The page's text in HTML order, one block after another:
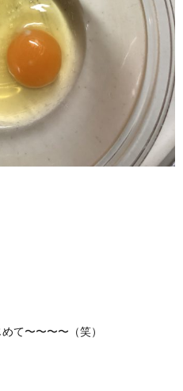
て〜〜〜〜（笑）